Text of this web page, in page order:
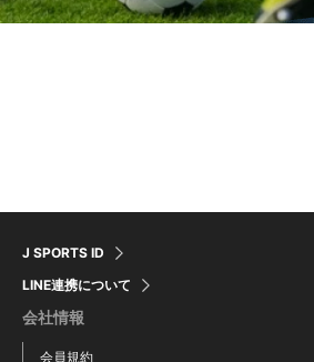
J SPORTS ID
LINE連携について
会社情報
会員規約